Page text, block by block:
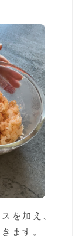
を加え、
ます。